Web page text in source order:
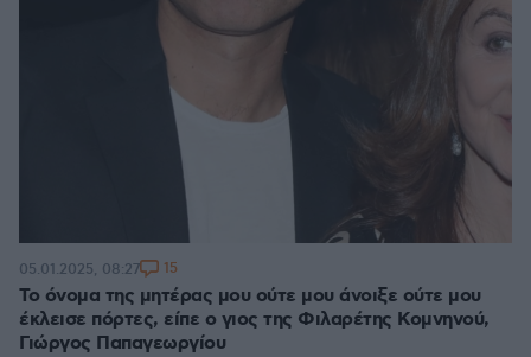
Το όνομα της μητέρας μου ούτε μου άνοιξε ούτε μου
έκλεισε πόρτες, είπε ο γιος της Φιλαρέτης Κομνηνού,
Γιώργος Παπαγεωργίου
05.01.2025, 08:27 15